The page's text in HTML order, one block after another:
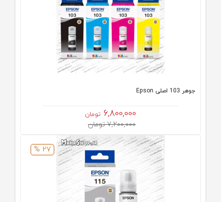
جوهر 103 اصلی Epson
6,800,000 تومان
7,200,000 تومان
27 %